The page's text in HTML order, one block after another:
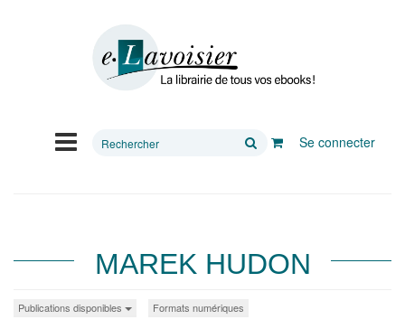
Rechercher
Se connecter
MAREK HUDON
Publications disponibles Formats numériques